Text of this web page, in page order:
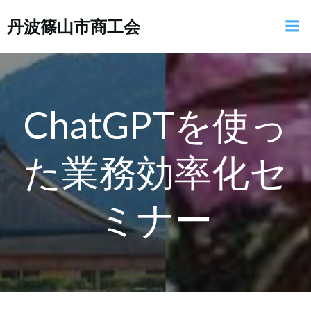
ン
ッ
プ
丹波篠山市商工会
ChatGPTを使っ
た業務効率化セ
ミナー